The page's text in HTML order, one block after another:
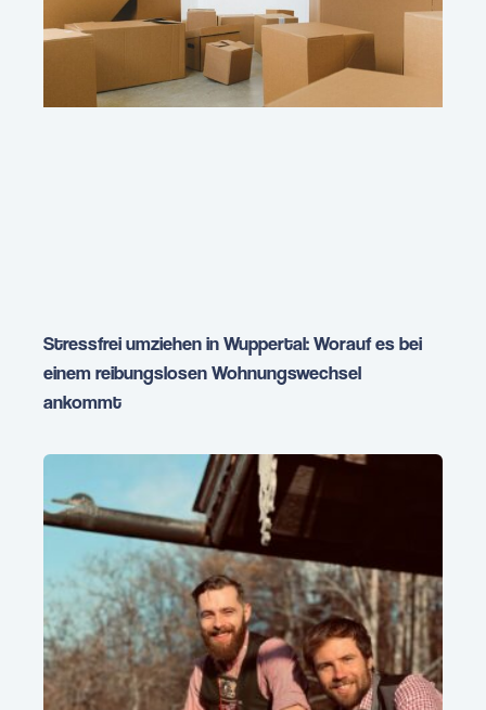
Stressfrei umziehen in Wuppertal: Worauf es bei
einem reibungslosen Wohnungswechsel
ankommt